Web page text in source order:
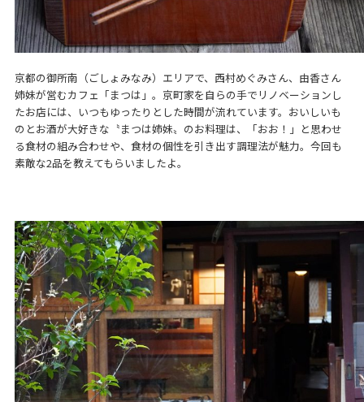
京都の御所南（ごしょみなみ）エリアで、西村めぐみさん、由香さん
姉妹が営むカフェ「まつは」。京町家を自らの手でリノベーションし
たお店には、いつもゆったりとした時間が流れています。おいしいも
のとお酒が大好きな〝まつは姉妹〟のお料理は、「おお！」と思わせ
る食材の組み合わせや、食材の個性を引き出す調理法が魅力。今回も
素敵な2品を教えてもらいましたよ。